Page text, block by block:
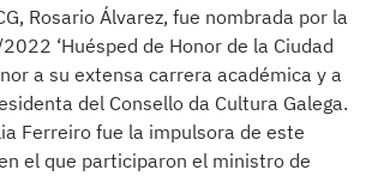
Rosario Álvarez, fue nombrada por la
‘Huésped de Honor de la Ciudad
a su extensa carrera académica y a
del Consello da Cultura Galega.
Ferreiro fue la impulsora de este
el que participaron el ministro de